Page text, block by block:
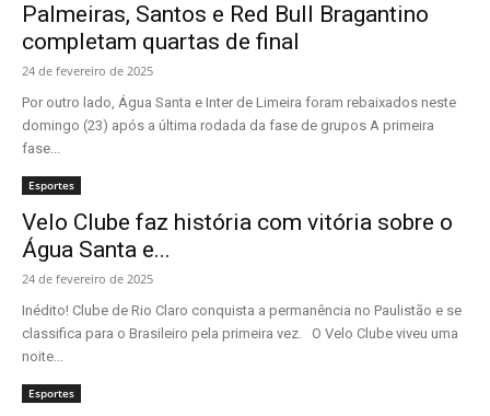
Palmeiras, Santos e Red Bull Bragantino
completam quartas de final
24 de fevereiro de 2025
Por outro lado, Água Santa e Inter de Limeira foram rebaixados neste
domingo (23) após a última rodada da fase de grupos A primeira
fase...
Esportes
Velo Clube faz história com vitória sobre o
Água Santa e...
24 de fevereiro de 2025
Inédito! Clube de Rio Claro conquista a permanência no Paulistão e se
classifica para o Brasileiro pela primeira vez. O Velo Clube viveu uma
noite...
Esportes